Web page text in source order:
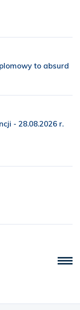
to absurd
- 28.08.2026 r.